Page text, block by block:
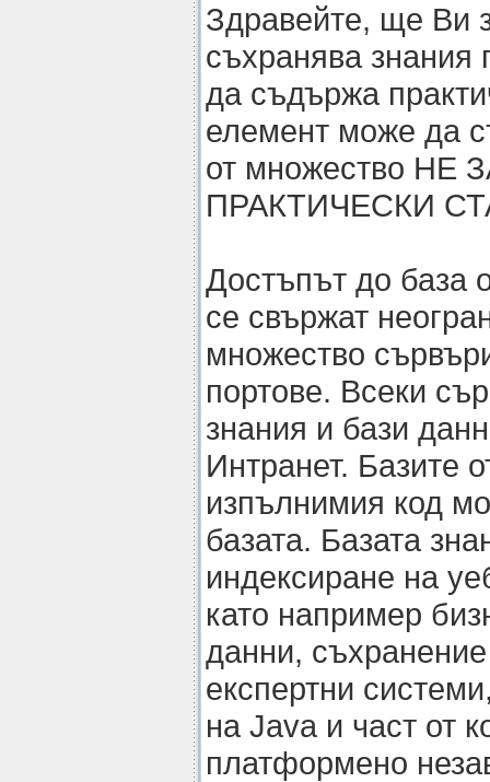
Здравейте, ще Ви
съхранява
да съдържа
елемент може да
от множество
ПРАКТИЧЕСКИ
Достъпът до база
се свържат
множество
портове. Всеки
знания и бази
Интранет. Базите
изпълнимия код
базата. Базата
индексиране на
като например
данни,
експертни
на Java и част от
платформено